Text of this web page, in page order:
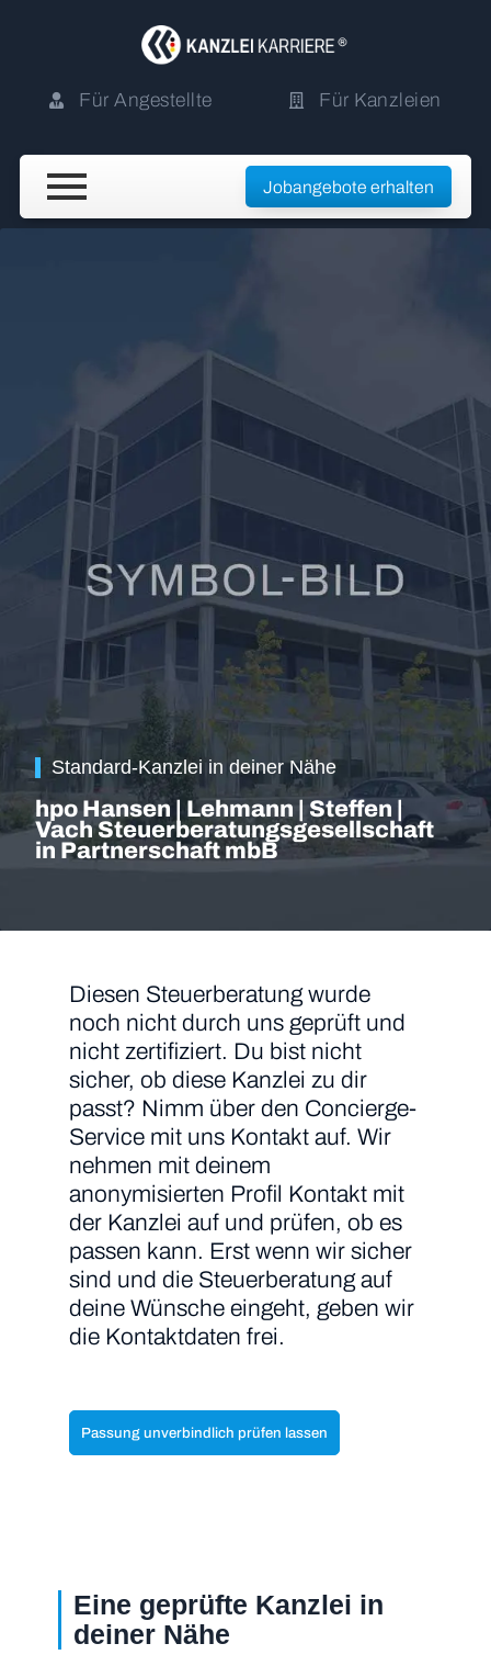
Für Angestellte Für Kanzleien
Jobangebote erhalten
Standard-Kanzlei in deiner Nähe
hpo Hansen | Lehmann | Steffen |
Vach Steuerberatungsgesellschaft
in Partnerschaft mbB
Diesen Steuerberatung wurde
noch nicht durch uns geprüft und
nicht zertifiziert. Du bist nicht
sicher, ob diese Kanzlei zu dir
passt? Nimm über den Concierge-
Service mit uns Kontakt auf. Wir
nehmen mit deinem
anonymisierten Profil Kontakt mit
der Kanzlei auf und prüfen, ob es
passen kann. Erst wenn wir sicher
sind und die Steuerberatung auf
deine Wünsche eingeht, geben wir
die Kontaktdaten frei.
Passung unverbindlich prüfen lassen
Eine geprüfte Kanzlei in
deiner Nähe